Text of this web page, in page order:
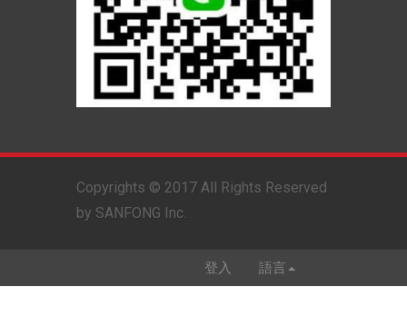
Copyrights © 2017 All Rights Reserved
by SANFONG Inc.
登入 語言